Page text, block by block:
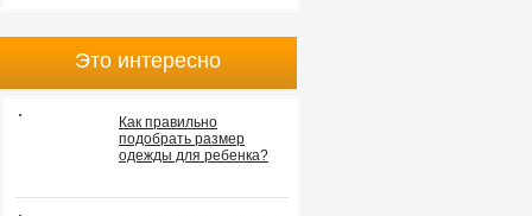
Это интересно
Как правильно
подобрать размер
одежды для ребенка?